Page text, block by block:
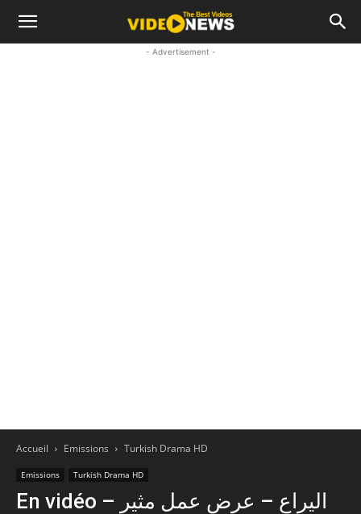
- Advertisement -
Accueil Emissions Turkish Drama HD
Emissions Turkish Drama HD
En vidéo – اليراع – عرض عمل مثير